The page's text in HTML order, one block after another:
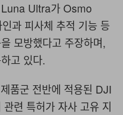
Ultra가 Osmo
과 피사체 추적 기능 등
모방했다고 주장하며,
고 있다.
품군 전반에 적용된 DJI
련 특허가 자사 고유 지